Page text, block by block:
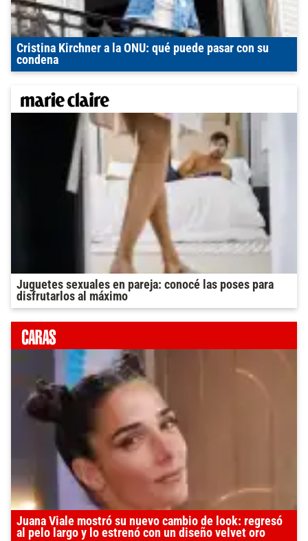
Cristina Kirchner a la ONU: qué puede pasar con su
condena
Juguetes sexuales en pareja: conocé las poses para
disfrutarlos al máximo
Juana Viale mostró su nuevo cambio de look: regresó
al pelo largo y lo estrenó con un diseño velvet oro